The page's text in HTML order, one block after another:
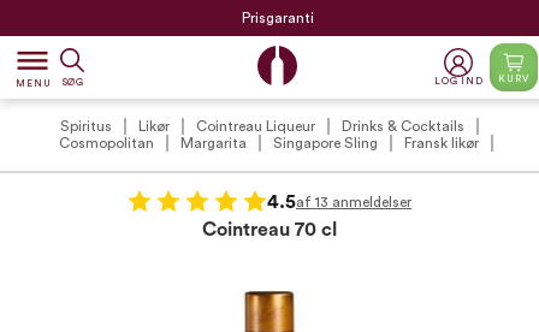
Prisgaranti
dehaze
MENU SØG LOG IND KURV
Spiritus Likør Cointreau Liqueur
Drinks & Cocktails
Cosmopolitan
Margarita Singapore Sling Fransk likør
4.5af 13 anmeldelser
Cointreau 70 cl